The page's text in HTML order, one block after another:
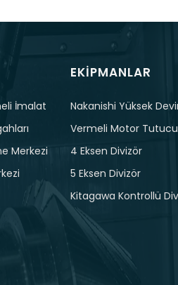
İmalat
Merkezi
EKIPMANLAR
Nakanishi Yüksek
Vermeli Motor
4 Eksen Divizör
5 Eksen Divizör
Kitagawa Kontrollü